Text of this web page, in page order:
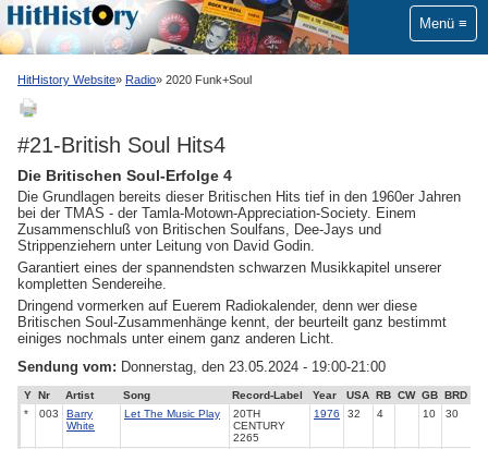
Menü
HitHistory Website Radio 2020 Funk+Soul
#21-British Soul Hits4
Die Britischen Soul-Erfolge 4
Die Grundlagen bereits dieser Britischen Hits tief in den 1960er Jahren
bei der TMAS - der Tamla-Motown-Appreciation-Society. Einem
Zusammenschluß von Britischen Soulfans, Dee-Jays und
Strippenziehern unter Leitung von David Godin.
Garantiert eines der spannendsten schwarzen Musikkapitel unserer
kompletten Sendereihe.
Dringend vormerken auf Euerem Radiokalender, denn wer diese
Britischen Soul-Zusammenhänge kennt, der beurteilt ganz bestimmt
einiges nochmals unter einem ganz anderen Licht.
Sendung vom: Donnerstag, den 23.05.2024 - 19:00-21:00
Y Nr Artist Song Record-Label Year USA RB CW GB BRD
*
003
Barry
White
Let The Music Play
20TH
CENTURY
2265
1976 32 4 10 30